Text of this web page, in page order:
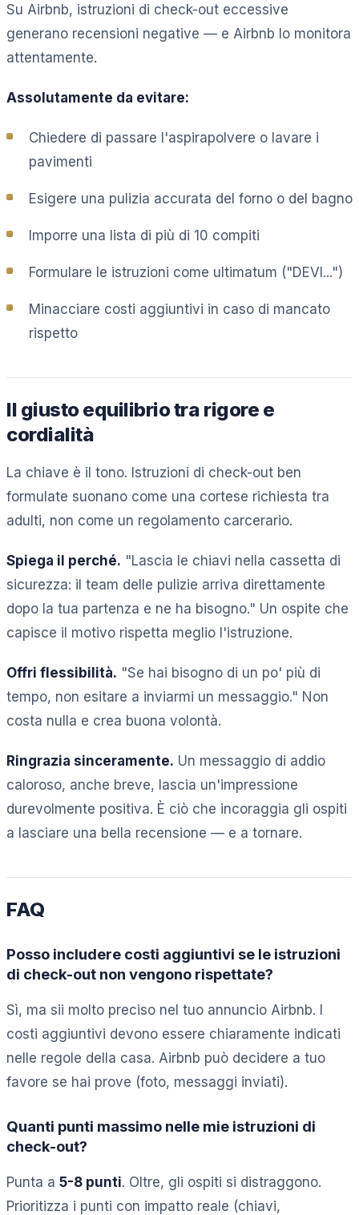
Su Airbnb, istruzioni di check-out eccessive
generano recensioni negative — e Airbnb lo monitora
attentamente.
Assolutamente da evitare:
Chiedere di passare l'aspirapolvere o lavare i
pavimenti
Esigere una pulizia accurata del forno o del bagno
Imporre una lista di più di 10 compiti
Formulare le istruzioni come ultimatum ("DEVI...")
Minacciare costi aggiuntivi in caso di mancato
rispetto
Il giusto equilibrio tra rigore e
cordialità
La chiave è il tono. Istruzioni di check-out ben
formulate suonano come una cortese richiesta tra
adulti, non come un regolamento carcerario.
Spiega il perché. "Lascia le chiavi nella cassetta di
sicurezza: il team delle pulizie arriva direttamente
dopo la tua partenza e ne ha bisogno." Un ospite che
capisce il motivo rispetta meglio l'istruzione.
Offri flessibilità. "Se hai bisogno di un po' più di
tempo, non esitare a inviarmi un messaggio." Non
costa nulla e crea buona volontà.
Ringrazia sinceramente. Un messaggio di addio
caloroso, anche breve, lascia un'impressione
durevolmente positiva. È ciò che incoraggia gli ospiti
a lasciare una bella recensione — e a tornare.
FAQ
Posso includere costi aggiuntivi se le istruzioni
di check-out non vengono rispettate?
Sì, ma sii molto preciso nel tuo annuncio Airbnb. I
costi aggiuntivi devono essere chiaramente indicati
nelle regole della casa. Airbnb può decidere a tuo
favore se hai prove (foto, messaggi inviati).
Quanti punti massimo nelle mie istruzioni di
check-out?
Punta a 5-8 punti. Oltre, gli ospiti si distraggono.
Prioritizza i punti con impatto reale (chiavi,